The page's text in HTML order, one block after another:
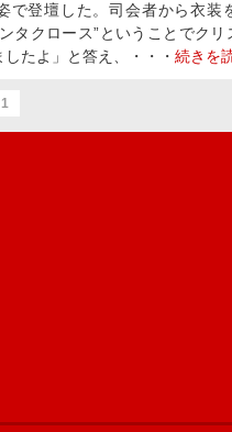
で登壇した。司会者から衣装
ンタクロース”ということでク
たよ」と答え、・・・ 続きを
1